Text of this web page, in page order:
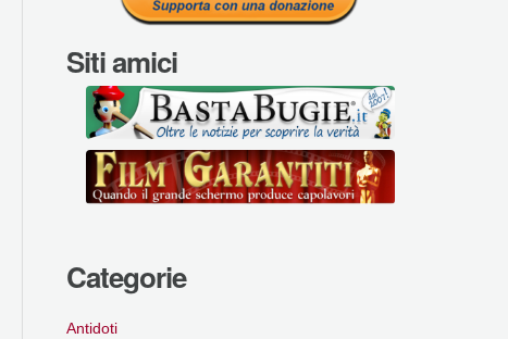
Siti amici
Categorie
Antidoti